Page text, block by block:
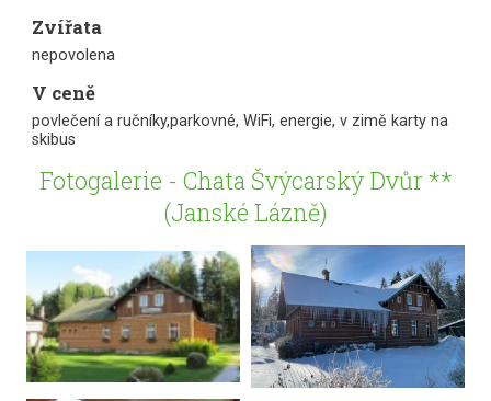
Zvířata
nepovolena
V ceně
povlečení a ručníky,parkovné, WiFi, energie, v zimě karty na
skibus
Fotogalerie - Chata Švýcarský Dvůr **
(Janské Lázně)